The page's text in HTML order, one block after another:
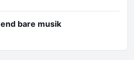
bare musik